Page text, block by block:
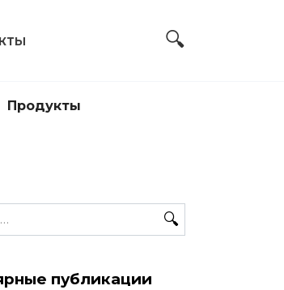
Продукты
публикации